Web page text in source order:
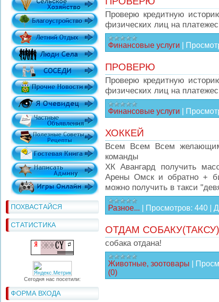
ПОХВАСТАЙСЯ
СТАТИСТИКА
Сегодня нас посетили:
ФОРМА ВХОДА
Проверю кредитную
физических лиц на
Финансовые услуги
ПРОВЕРЮ
Проверю кредитную
физических лиц на
Финансовые услуги
ХОККЕЙ
Всем Всем Всем
команды
ХК Авангард получить
Арены Омск и обратно +
можно получить в такси
Разное... Просмотров: 440
ОТДАМ
собака отдана!
Животные, зоотовары
(0)